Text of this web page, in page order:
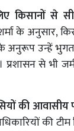
किसानों से
के अनुसार,
अनुरूप उन्हें
प्रशासन से भी
की आवासीय
की टीम